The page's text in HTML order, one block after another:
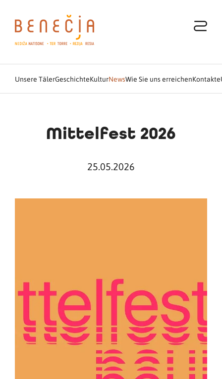
Unsere TälerGeschichteKulturNewsWie Sie uns erreichenKontakte
Mittelfest 2026
25.05.2026